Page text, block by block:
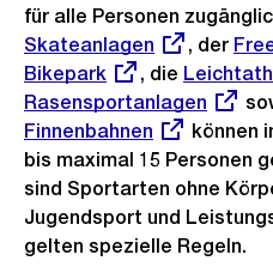
für alle Personen
Skateanlagen , der
Bikepark , die Externer
Link:
Rasensportanlagen
Finnenbahnen
können
bis maximal 15 Personen
sind Sportarten ohne
Jugendsport und
gelten spezielle Regeln.